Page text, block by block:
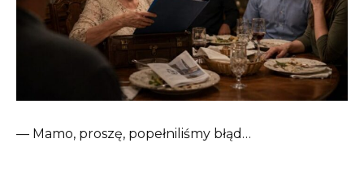
— Mamo, proszę, popełniliśmy błąd…